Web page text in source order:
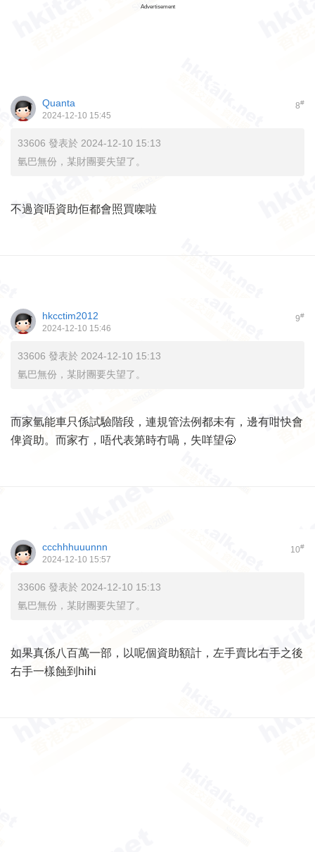
Advertisement
8#
Quanta
2024-12-10 15:45
33606 發表於 2024-12-10 15:13
氫巴無份，某財團要失望了。
不過資唔資助佢都會照買㗎啦
9#
hkcctim2012
2024-12-10 15:46
33606 發表於 2024-12-10 15:13
氫巴無份，某財團要失望了。
而家氫能車只係試驗階段，連規管法例都未有，邊有咁快會
俾資助。而家冇，唔代表第時冇喎，失咩望🥱
10#
ccchhhuuunnn
2024-12-10 15:57
33606 發表於 2024-12-10 15:13
氫巴無份，某財團要失望了。
如果真係八百萬一部，以呢個資助額計，左手賣比右手之後
右手一樣蝕到hihi